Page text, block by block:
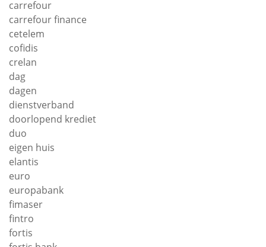
carrefour
carrefour finance
cetelem
cofidis
crelan
dag
dagen
dienstverband
doorlopend krediet
duo
eigen huis
elantis
euro
europabank
fimaser
fintro
fortis